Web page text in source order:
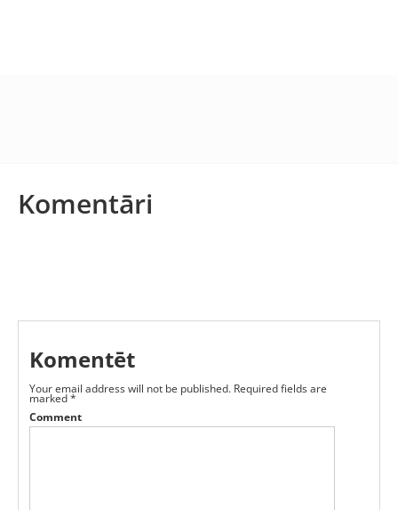
Komentāri
Komentēt
Your email address will not be published. Required fields are
marked*
Comment